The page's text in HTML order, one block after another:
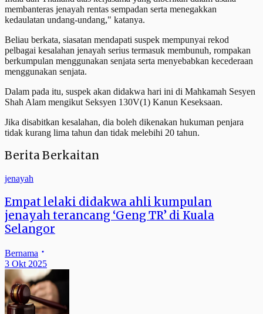
membanteras jenayah rentas sempadan serta menegakkan
kedaulatan undang-undang," katanya.
Beliau berkata, siasatan mendapati suspek mempunyai rekod
pelbagai kesalahan jenayah serius termasuk membunuh, rompakan
berkumpulan menggunakan senjata serta menyebabkan kecederaan
menggunakan senjata.
Dalam pada itu, suspek akan didakwa hari ini di Mahkamah Sesyen
Shah Alam mengikut Seksyen 130V(1) Kanun Keseksaan.
Jika disabitkan kesalahan, dia boleh dikenakan hukuman penjara
tidak kurang lima tahun dan tidak melebihi 20 tahun.
Berita Berkaitan
jenayah
Empat lelaki didakwa ahli kumpulan
jenayah terancang ‘Geng TR’ di Kuala
Selangor
Bernama
3 Okt 2025